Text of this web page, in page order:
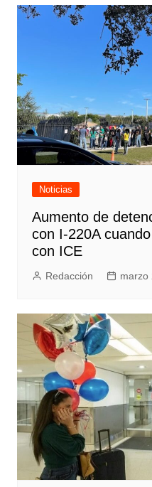
Noticias
Aumento de
con I-220A
con ICE
Redacción marzo